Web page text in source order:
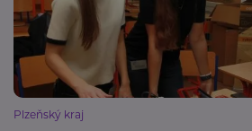
Plzeňský kraj